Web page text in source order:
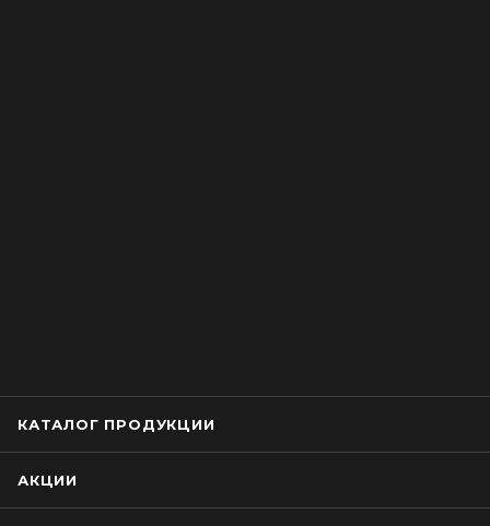
КАТАЛОГ ПРОДУКЦИИ
АКЦИИ